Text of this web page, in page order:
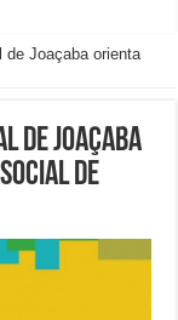
de Joaçaba orienta
de Joaçaba
de